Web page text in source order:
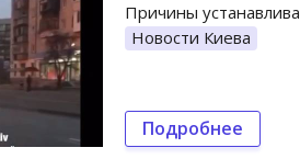
Причины
Новости Киева
Подробнее